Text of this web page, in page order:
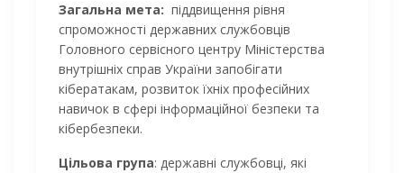
Загальна мета: піддвищення рівня
спроможності державних службовців
Головного сервісного центру Міністерства
внутрішніх справ України запобігати
кібератакам, розвиток їхніх професійних
навичок в сфері інформаційної безпеки та
кібербезпеки.
Цільова група: державні службовці, які